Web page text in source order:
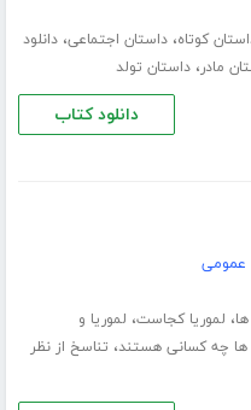
کوتاه،داستان اجتماعی،دانلود
مادر،داستان تولد
دانلود کتاب
عمومی
، لموریا کجاست، لموریا و
ها چه کسانی هستند، تناسخ از نظر